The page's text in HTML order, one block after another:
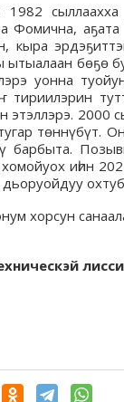
Фомична,
кыра
бөҕө
уонна
тириилэрин
2000
төннүбүт.
барбыта.
иһин
хорсун